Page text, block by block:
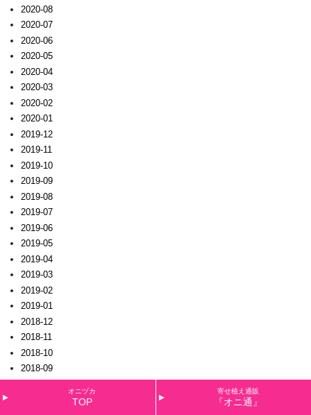
2020-08
2020-07
2020-06
2020-05
2020-04
2020-03
2020-02
2020-01
2019-12
2019-11
2019-10
2019-09
2019-08
2019-07
2019-06
2019-05
2019-04
2019-03
2019-02
2019-01
2018-12
2018-11
2018-10
2018-09
オニヅカ
TOP
寄せ植え通販
『オニ通』